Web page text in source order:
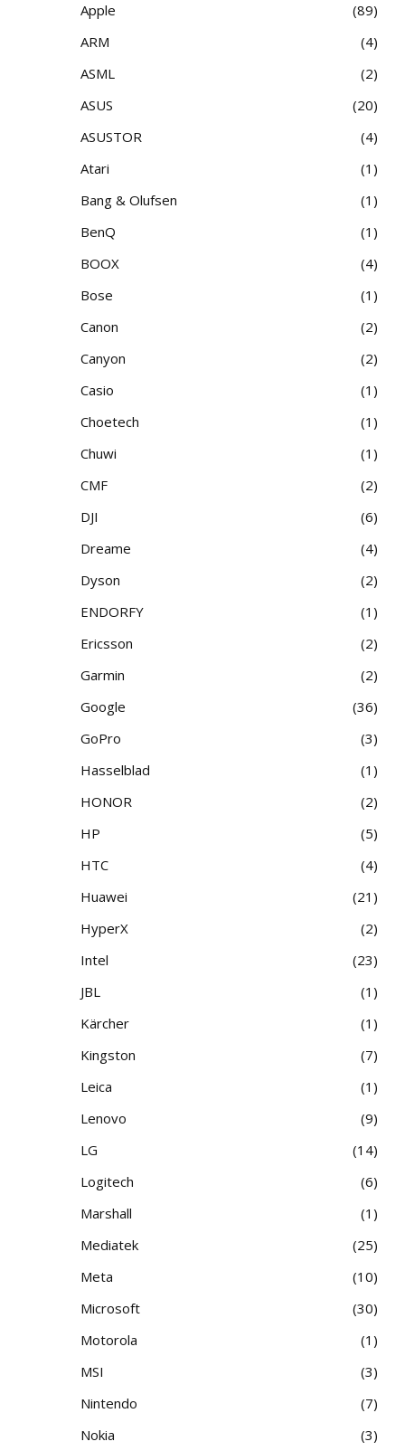
Apple
89
ARM
4
ASML
2
ASUS
20
ASUSTOR
4
Atari
1
Bang & Olufsen
1
BenQ
1
BOOX
4
Bose
1
Canon
2
Canyon
2
Casio
1
Choetech
1
Chuwi
1
CMF
2
DJI
6
Dreame
4
Dyson
2
ENDORFY
1
Ericsson
2
Garmin
2
Google
36
GoPro
3
Hasselblad
1
HONOR
2
HP
5
HTC
4
Huawei
21
HyperX
2
Intel
23
JBL
1
Kärcher
1
Kingston
7
Leica
1
Lenovo
9
LG
14
Logitech
6
Marshall
1
Mediatek
25
Meta
10
Microsoft
30
Motorola
1
MSI
3
Nintendo
7
Nokia
3